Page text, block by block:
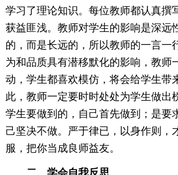
学习了理论知识。每位教师都认真撰
获益匪浅。教师对学生的影响是深远
的，而是长远的，所以教师的一言一
为和品质具有潜移默化的影响，教师
动，学生都喜欢模仿，将会给学生带
此，教师一定要时时处处为学生做出
学生要做到的，自己首先做到；是要
己坚决不做。严于律已，以身作则，
服，把你当成良师益友。
二、学会自我反思